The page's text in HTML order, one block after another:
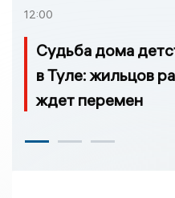
12:00
Судьба дома
в Туле: жильцов
ждет перемен